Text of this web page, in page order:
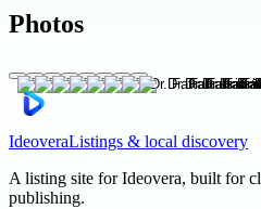
Photos
IdeoveraListings & local discovery
A listing site for Ideovera, built for
publishing.